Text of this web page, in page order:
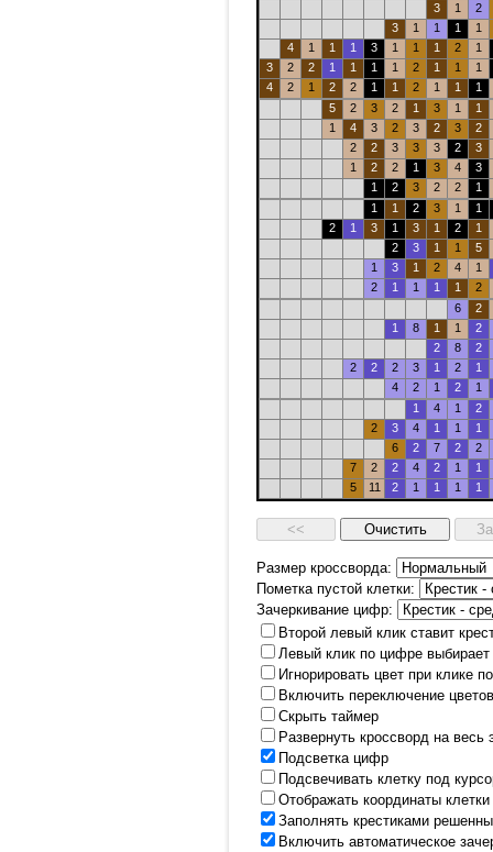
3
1
2
3
1 1 1
1
4
1 1 1 3 1 1 1 2
1
3
2 2 1 1 1 1 2 1 1
1
4
2 1 2 2 1 1 2 1 1
1
5
2 3 2 1 3 1
1
1
4 3 2 3 2 3
2
2
2 3 3 3 2
3
1
2 2 1 3 4
3
1
2 3 2 2
1
1
1 2 3 1
1
2
1 3 1 3 1 2
1
2
3 1 1
5
1
3 1 2 4
1
2
1 1 1 1
2
6
2
1
8 1 1
2
2
8
2
2
2 2 3 1 2
1
4
2 1 2
1
1
4 1
2
2
3 4 1 1
1
6
2 7 2
2
7
2 2 4 2 1
1
5
11 2 1 1 1 1
Размер кроссворда:
Пометка пустой клетки:
Зачеркивание цифр:
Второй левый клик ставит
Левый клик по цифре выбирает
Игнорировать цвет при клике
Включить переключение
Скрыть таймер
Развернуть кроссворд на
Подсветка цифр
Подсвечивать клетку под
Отображать координаты
Заполнять крестиками
Включить автоматическое